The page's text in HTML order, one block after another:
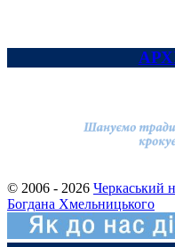
© 2006 - 2026 Черкаський
Богдана Хмельницького